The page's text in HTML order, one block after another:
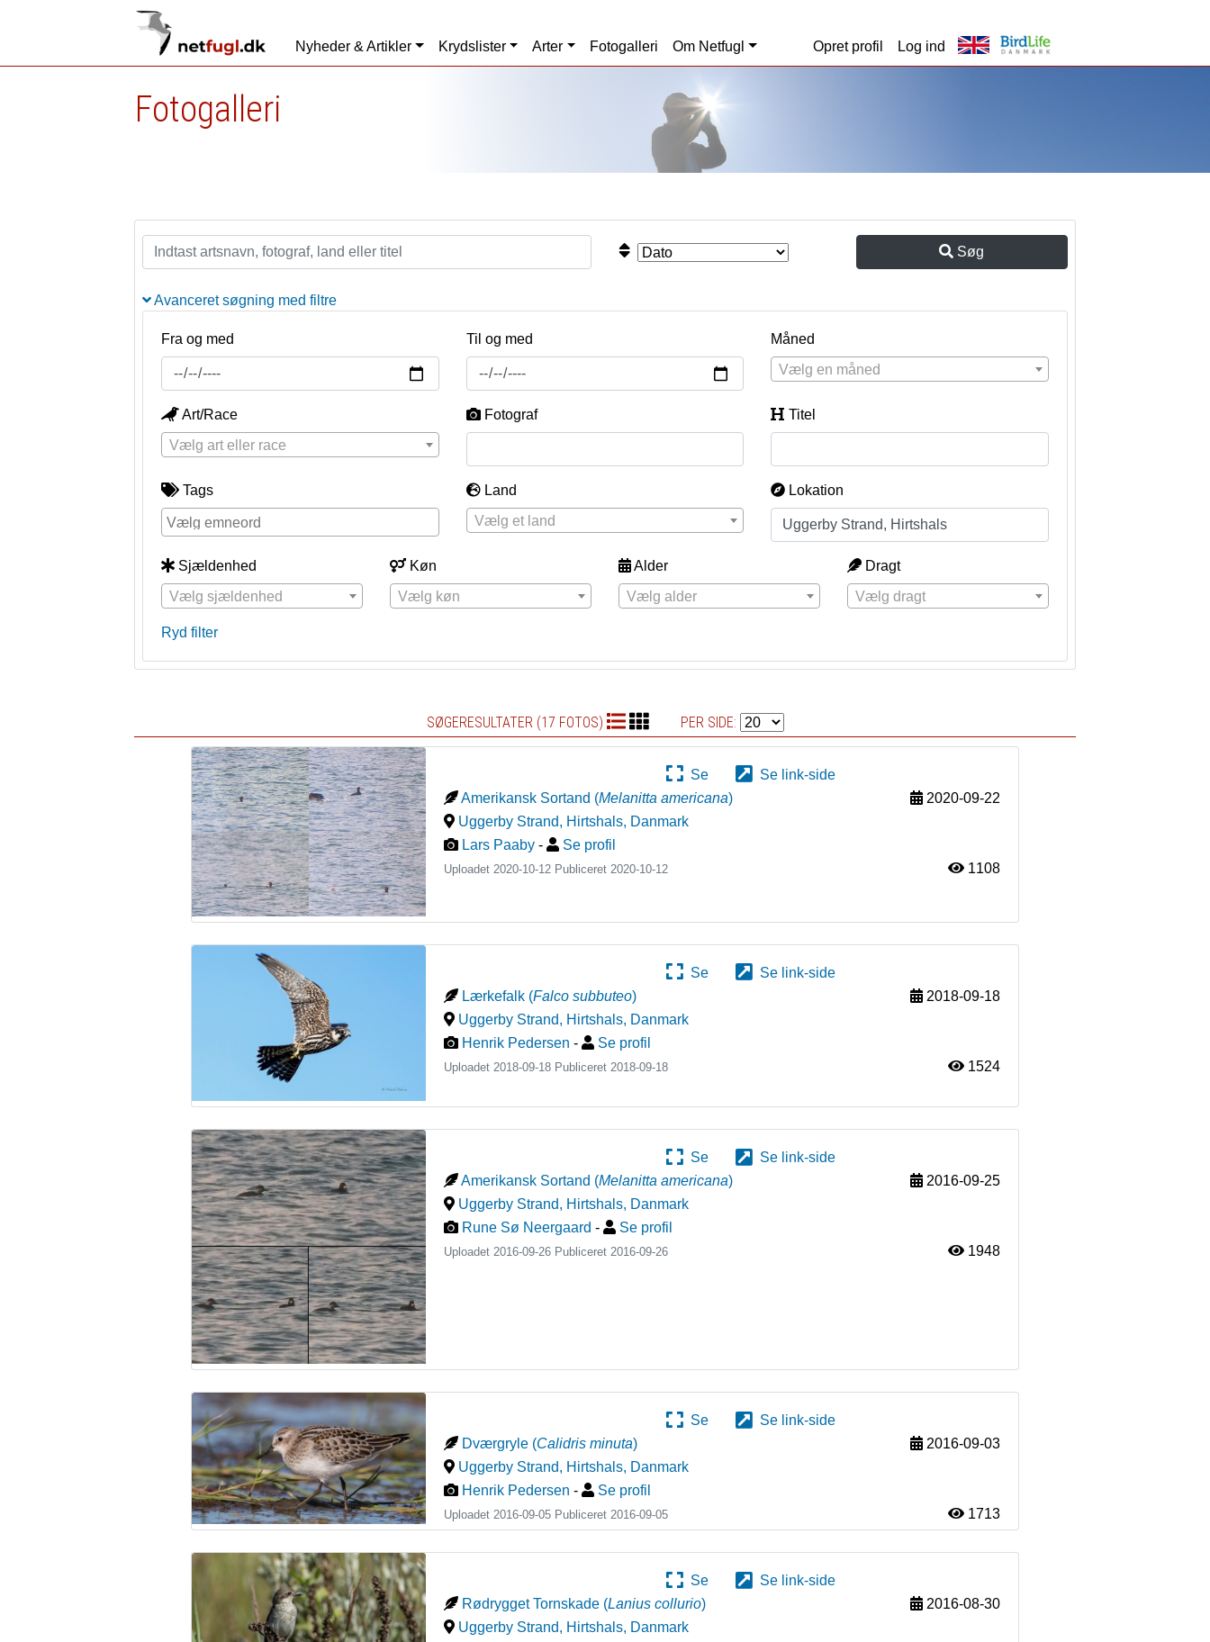
Nyheder & Artikler Krydslister Arter Fotogalleri Om Netfugl Opret profil Log ind
Fotogalleri
Søg
Avanceret søgning med filtre
Fra og med Til og med
Måned
Vælg en måned
Art/Race
Vælg art eller race
Fotograf Titel
Tags
Land
Vælg et land
Lokation
Sjældenhed
Vælg sjældenhed
Køn
Vælg køn
Alder
Vælg alder
Dragt
Vælg dragt
Ryd filter
SØGERESULTATER (17 FOTOS) PER SIDE:
Se
Se link-side
Amerikansk Sortand (Melanitta americana)
2020-09-22
Uggerby Strand, Hirtshals, Danmark
Lars Paaby - Se profil
Uploadet 2020-10-12 Publiceret2020-10-12 1108
Se
Se link-side
Lærkefalk (Falco subbuteo)
2018-09-18
Uggerby Strand, Hirtshals, Danmark
Henrik Pedersen - Se profil
Uploadet 2018-09-18 Publiceret 2018-09-18 1524
Se
Se link-side
Amerikansk Sortand (Melanitta americana)
2016-09-25
Uggerby Strand, Hirtshals, Danmark
Rune Sø Neergaard - Se profil
Uploadet 2016-09-26 Publiceret2016-09-26 1948
Se
Se link-side
Dværgryle (Calidris minuta)
2016-09-03
Uggerby Strand, Hirtshals, Danmark
Henrik Pedersen - Se profil
Uploadet 2016-09-05 Publiceret2016-09-05 1713
Se
Se link-side
Rødrygget Tornskade (Lanius collurio)
2016-08-30
Uggerby Strand, Hirtshals, Danmark